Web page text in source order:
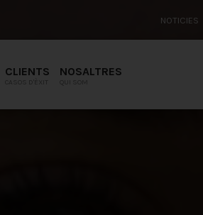
NOTICIES
CLIENTS
CASOS D'ÈXIT
NOSALTRES
QUI SOM